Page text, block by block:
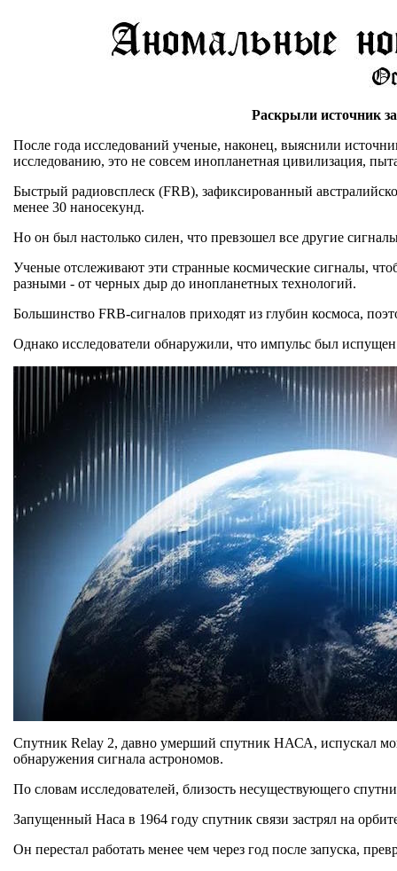
Раскрыли источник
После года исследований ученые, наконец, выяснили
исследованию, это не совсем инопланетная цивилизация,
Быстрый радиовсплеск (FRB), зафиксированный
менее 30 наносекунд.
Но он был настолько силен, что превзошел все другие
Ученые отслеживают эти странные космические сигналы,
разными - от черных дыр до инопланетных технологий.
Большинство FRB-сигналов приходят из глубин космоса,
Однако исследователи обнаружили, что импульс был
Спутник Relay 2, давно умерший спутник НАСА, испускал
обнаружения сигнала астрономов.
По словам исследователей, близость несуществующего
Запущенный Наса в 1964 году спутник связи застрял на
Он перестал работать менее чем через год после запуска,